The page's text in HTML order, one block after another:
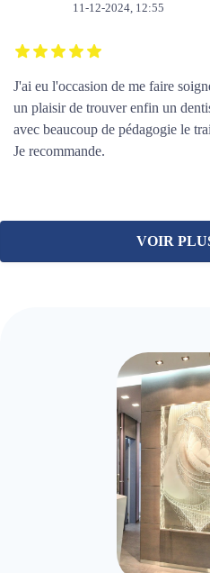
11-12-2024, 12:55
J'ai eu l'occasion de me faire
un plaisir de trouver enfin un
avec beaucoup de pédagogie le
Je recommande.
VOIR